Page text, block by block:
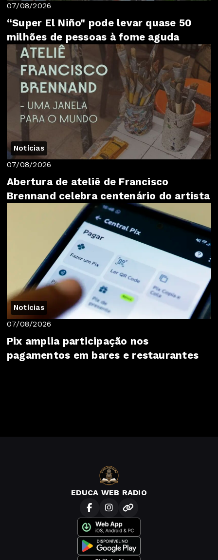
07/08/2026
“Super El Niño" pode levar quase 50
milhões de pessoas à fome aguda
Notícias
07/08/2026
Abertura de ateliê de Francisco
Brennand celebra centenário do artista
Notícias
07/08/2026
Pix amplia participação nos
pagamentos em bares e restaurantes
EDUCA WEB RADIO